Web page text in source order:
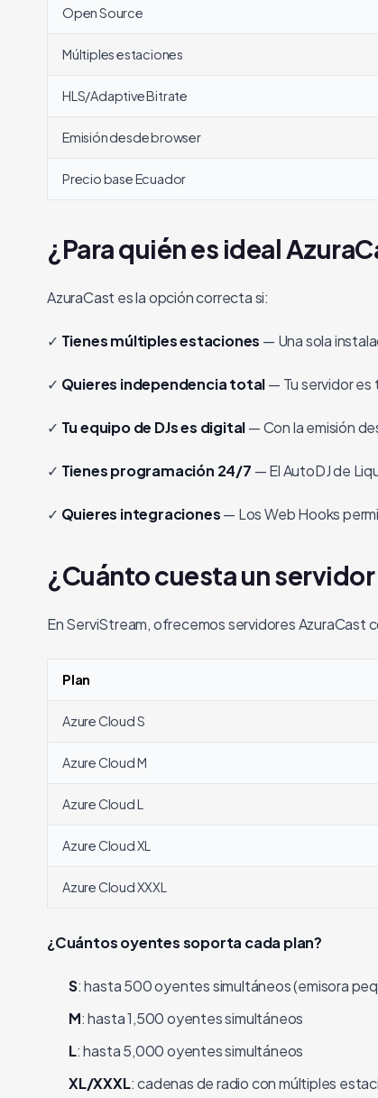
Open Source
Múltiples estaciones
HLS/Adaptive Bitrate
Emisión desde browser
Precio base Ecuador
¿Para quién es ideal
AzuraCast es la opción correcta si:
✓ Tienes múltiples estaciones — Una sola
✓ Quieres independencia total— Tu servidor
✓ Tu equipo de DJs es digital— Con la emisión
✓ Tienes programación 24/7 — El AutoDJ de
✓ Quieres integraciones— Los Web Hooks
¿Cuánto cuesta un
En ServiStream, ofrecemos servidores AzuraCast
Plan
Azure Cloud S
Azure Cloud M
Azure Cloud L
Azure Cloud XL
Azure Cloud XXXL
¿Cuántos oyentes soporta cada plan?
S: hasta 500 oyentes simultáneos (emisora
M: hasta 1,500 oyentes simultáneos
L: hasta 5,000 oyentes simultáneos
XL/XXXL: cadenas de radio con múltiples